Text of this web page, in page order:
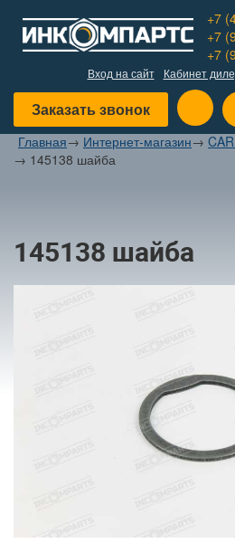
+7
+7
+7
Вход на сайт Кабинет
Заказать звонок
Главная→ Интернет-магазин→
→ 145138 шайба
145138 шайба